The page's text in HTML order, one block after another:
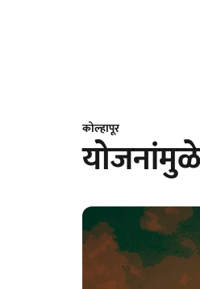
कोल्हापूर